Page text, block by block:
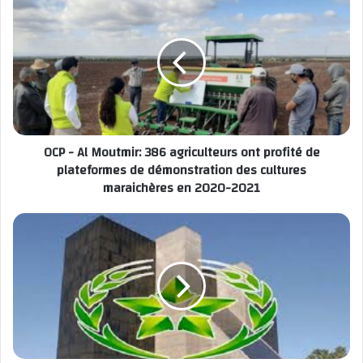
l’augmentation des importations d’engrais en provenance
des unités de production de ces pays.
Le chef de l’OCPa également exposé les plans de l’Office
chérifien pour investir à l’étranger.« Nous ciblons le Brésil,
car y construire une usine serait très utile », a
déclaréTerrablors de la réunion, ajoutant que la
principale société marocaine de phosphate est prête à
donner la priorité au marché brésilien.Le projet n’en est
donc qu’au stade des discussions initiales.
Pour rappel, les besoins du Brésil en engrais dépendent
85%des importations en provenance de Russie et de
Biélorussie, tandis que le Maroc demeure le troisième
fournisseur des pays d’Amérique latine après ces deux
OCP - Al Moutmir: 386 agriculteurs ont profité de
plateformes de démonstration des cultures
maraichères en 2020-2021